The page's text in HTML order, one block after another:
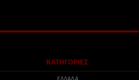
ΚΑΤΗΓΟΡΙΕΣ